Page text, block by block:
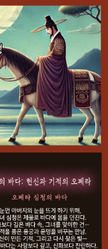
를 큐레이팅하여 자신의
것들을 다시 불러내고,
놓아두는 일, 그것이
대학 및 대학원에서 미
》, 《방구석 오페라》,
위한 것》, 《어쩌면 애니
가지 고민에 대한, 마